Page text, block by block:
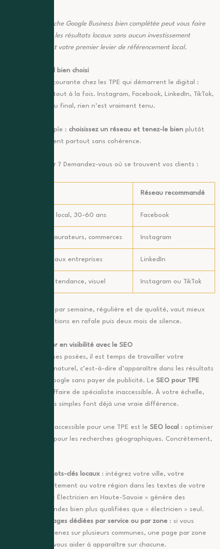
Une fiche Google Business bien complétée peut vous faire
apparaître dans les résultats locaux sans aucun investissement
publicitaire. C’est votre premier levier de référencement local.
Un réseau social bien choisi
L’erreur la plus courante chez les TPE qui démarrent le digital :
vouloir être partout à la fois. Instagram, Facebook, LinkedIn, TikTok,
Pinterest… et au final, rien n’est vraiment tenu.
La règle est simple : choisissez un réseau et tenez-le bien plutôt
que d’être présent partout sans cohérence.
Comment choisir ? Demandez-vous où se trouvent vos clients :
Réseau recommandé
Grand public, local, 30-60 ans Facebook
Artisans, restaurateurs, commerces Instagram
B2B, services aux entreprises LinkedIn
Jeune public, tendance, visuel Instagram ou TikTok
Une publication par semaine, régulière et de qualité, vaut mieux
que cinq publications en rafale puis deux mois de silence.
Phase 2 : gagner en visibilité avec le SEO
Une fois vos bases posées, il est temps de travailler votre
référencement naturel, c’est-à-dire d’apparaître dans les résultats
de recherche Google sans payer de publicité. Le SEO pour TPE
n’est pas une affaire de spécialiste inaccessible. À votre échelle,
quelques actions simples font déjà une vraie différence.
Le levier le plus accessible pour une TPE est le SEO local
: optimiser
votre présence pour les recherches géographiques. Concrètement,
Les mots-clés locaux: intégrez votre ville, votre
département ou votre région dans les textes de votre
site. « Électricien en Haute-Savoie » génère des
demandes bien plus qualifiées que « électricien » seul.
Les pages dédiées par service ou par zone: si vous
intervenez sur plusieurs communes, une page par zone
peut vous aider à apparaître sur chacune.